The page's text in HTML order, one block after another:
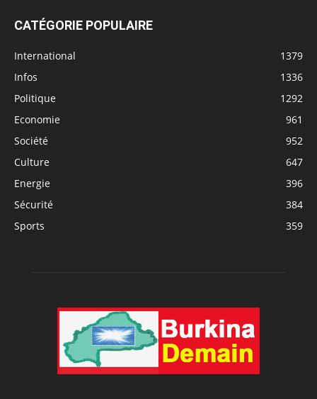
CATÉGORIE POPULAIRE
International
1379
Infos
1336
Politique
1292
Economie
961
Société
952
Culture
647
Energie
396
Sécurité
384
Sports
359